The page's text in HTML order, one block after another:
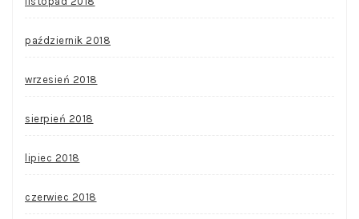
październik 2018
wrzesień 2018
sierpień 2018
lipiec 2018
czerwiec 2018